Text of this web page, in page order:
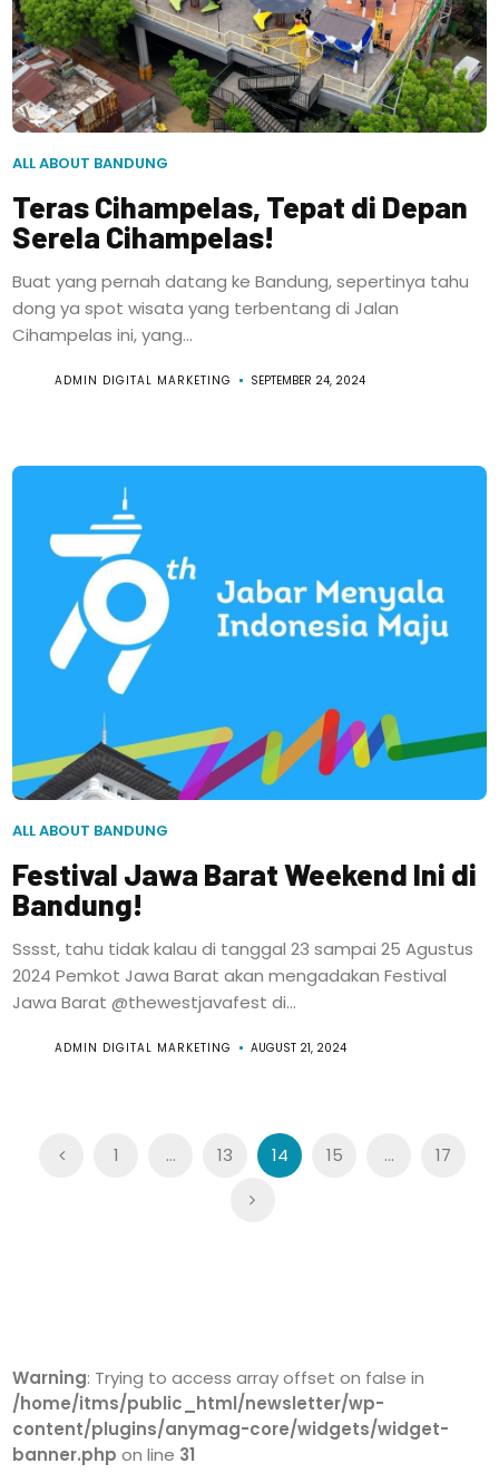
ALL ABOUT BANDUNG
Teras Cihampelas, Tepat di Depan
Serela Cihampelas!
Buat yang pernah datang ke Bandung, sepertinya tahu
dong ya spot wisata yang terbentang di Jalan
Cihampelas ini, yang...
ADMIN DIGITAL MARKETING SEPTEMBER 24, 2024
ALL ABOUT BANDUNG
Festival Jawa Barat Weekend Ini di
Bandung!
Sssst, tahu tidak kalau di tanggal 23 sampai 25 Agustus
2024 Pemkot Jawa Barat akan mengadakan Festival
Jawa Barat @thewestjavafest di...
ADMIN DIGITAL MARKETING AUGUST 21, 2024
Posts
1 … 13 14 15 … 17
Warning: Trying to access array offset on false in
/home/itms/public_html/newsletter/wp-
content/plugins/anymag-core/widgets/widget-
banner.php on line 31